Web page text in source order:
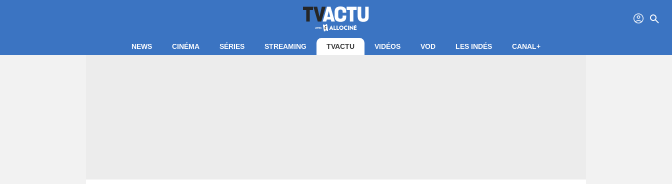
profil search
NEWS CINÉMA SÉRIES STREAMING TVACTU VIDÉOS VOD LES INDÉS CANAL+